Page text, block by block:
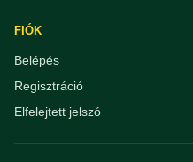
FIÓK
Belépés
Regisztráció
Elfelejtett jelszó